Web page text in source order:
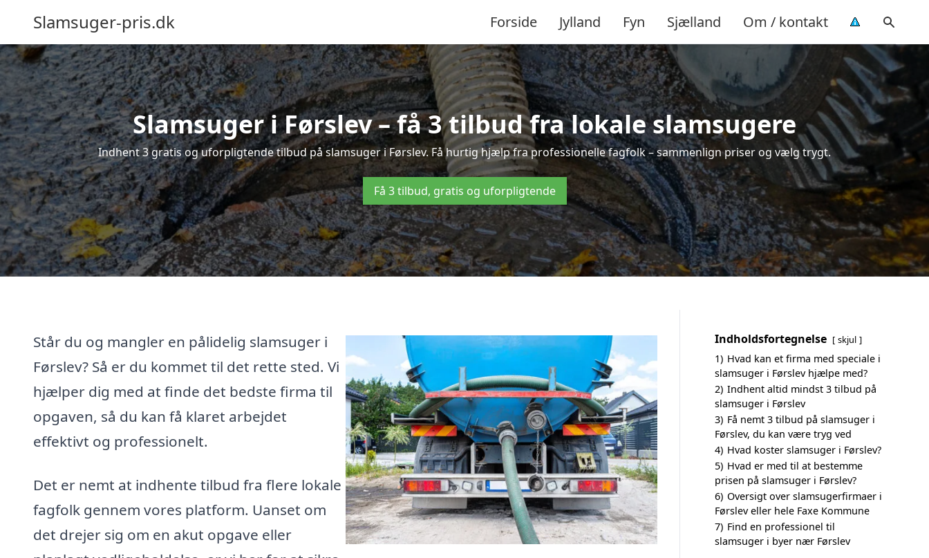
Slamsuger-pris.dk Forside Jylland Fyn Sjælland Om / kontakt
Slamsuger i Førslev – få 3 tilbud fra lokale slamsugere
Indhent 3 gratis og uforpligtende tilbud på slamsuger i Førslev. Få hurtig hjælp fra professionelle fagfolk – sammenlign priser og vælg trygt.
Få 3 tilbud, gratis og uforpligtende
Står du og mangler en pålidelig slamsuger i
Førslev? Så er du kommet til det rette sted. Vi
hjælper dig med at finde det bedste firma til
opgaven, så du kan få klaret arbejdet
effektivt og professionelt.
Det er nemt at indhente tilbud fra flere lokale
fagfolk gennem vores platform. Uanset om
det drejer sig om en akut opgave eller
Indholdsfortegnelse skjul
1) Hvad kan et firma med speciale i
slamsuger i Førslev hjælpe med?
2) Indhent altid mindst 3 tilbud på
slamsuger i Førslev
3) Få nemt 3 tilbud på slamsuger i
Førslev, du kan være tryg ved
4) Hvad koster slamsuger i Førslev?
5) Hvad er med til at bestemme
prisen på slamsuger i Førslev?
6) Oversigt over slamsugerfirmaer i
Førslev eller hele Faxe Kommune
7) Find en professionel til
slamsuger i byer nær Førslev